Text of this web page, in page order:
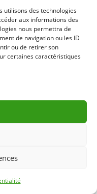
utilisons des technologies
aux informations des
nous permettra de
de navigation ou les ID
ou de retirer son
certaines caractéristiques